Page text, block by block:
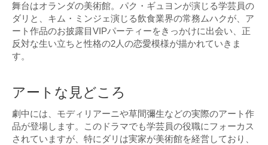
舞台はオランダの美術館。パク・ギュヨンが演じる学芸員の
ダリと、キム・ミンジェ演じる飲食業界の常務ムハクが、ア
ート作品のお披露目VIPパーティーをきっかけに出会い、正
反対な生い立ちと性格の2人の恋愛模様が描かれていきま
す。
アートな見どころ
劇中には、モディリアーニや草間彌生などの実際のアート作
品が登場します。このドラマでも学芸員の役職にフォーカス
されていますが、特にダリは実家が美術館を経営しており、